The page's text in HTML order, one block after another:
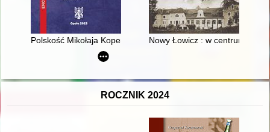
Polskość Mikołaja Kopernika z rodu ŚlązakaNowy Łowicz : w centrum
ROCZNIK 2024